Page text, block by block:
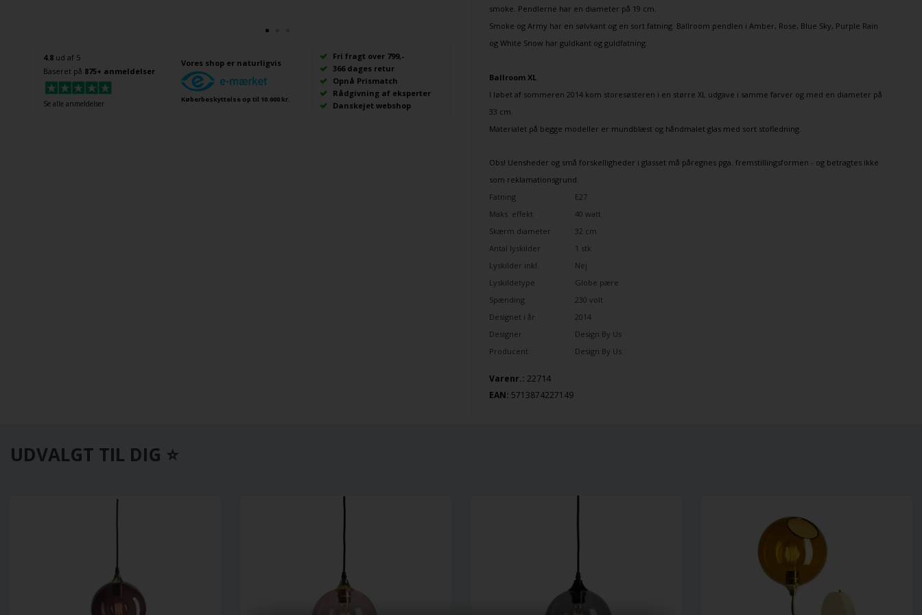
4.8 ud af 5
Baseret på 875+ anmeldelser
Se alle anmeldelser
Vores shop er naturligvis
Køberbeskyttelse op til 10.000 kr.
Fri fragt over 799,-
366 dages retur
Opnå Prismatch
Rådgivning af eksperter
Danskejet webshop
smoke. Pendlerne har en diameter på 19 cm.
Smoke og Army har en sølvkant og en sort fatning. Ballroom pendlen i Amber, Rose, Blue Sky, Purple Rain
og White Snow har guldkant og guldfatning.
Ballroom XL
I løbet af sommeren 2014 kom storesøsteren i en større XL udgave i samme farver og med en diameter på
33 cm.
Materialet på begge modeller er mundblæst og håndmalet glas med sort stofledning.
Obs! Uensheder og små forskelligheder i glasset må påregnes pga. fremstillingsformen - og betragtes ikke
som reklamationsgrund.
Fatning
E27
Maks. effekt
40 watt
Skærm diameter
32 cm
Antal lyskilder
1 stk
Lyskilder inkl.
Nej
Lyskildetype
Globe pære
Spænding
230 volt
Designet i år
2014
Designer
Design By Us
Producent
Design By Us
Varenr.: 22714
EAN: 5713874227149
UDVALGT TIL DIG ⭐